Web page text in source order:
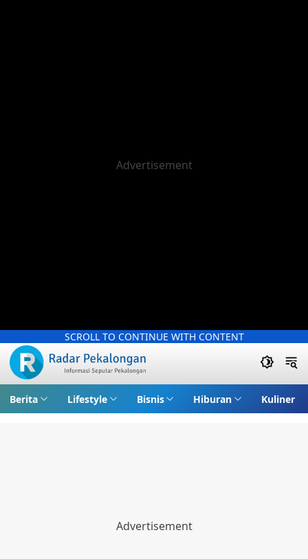
SCROLL TO CONTINUE WITH CONTENT
Berita Lifestyle Bisnis Hiburan Kuliner